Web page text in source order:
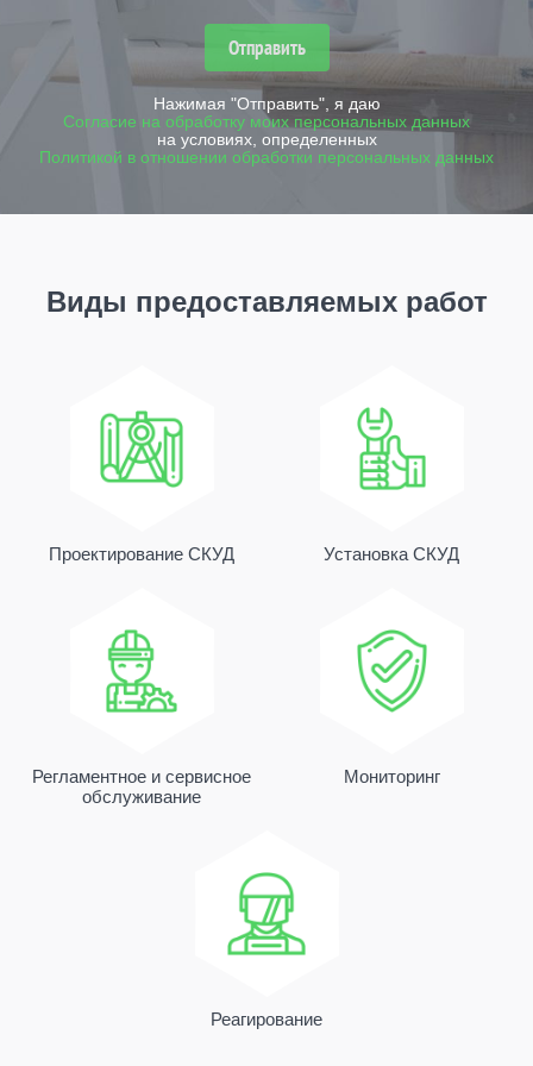
которые проведут монтаж правильно,
гарантируя эффективную работу всех
элементов.
Отправить
Нажимая "Отправить", я даю
Согласие на обработку моих персональных данных
на условиях, определенных
Политикой в отношении обработки персональных данных
Виды предоставляемых работ
Проектирование СКУД Установка СКУД
Регламентное и сервисное
обслуживание
Мониторинг
Реагирование